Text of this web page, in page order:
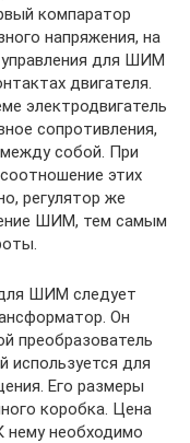
компаратор
напряжения, на
для ШИМ
двигателя.
электродвигатель
сопротивления,
собой. При
этих
регулятор же
ШИМ, тем самым
ШИМ следует
Он
преобразователь
используется для
Его размеры
коробка. Цена
нему необходимо